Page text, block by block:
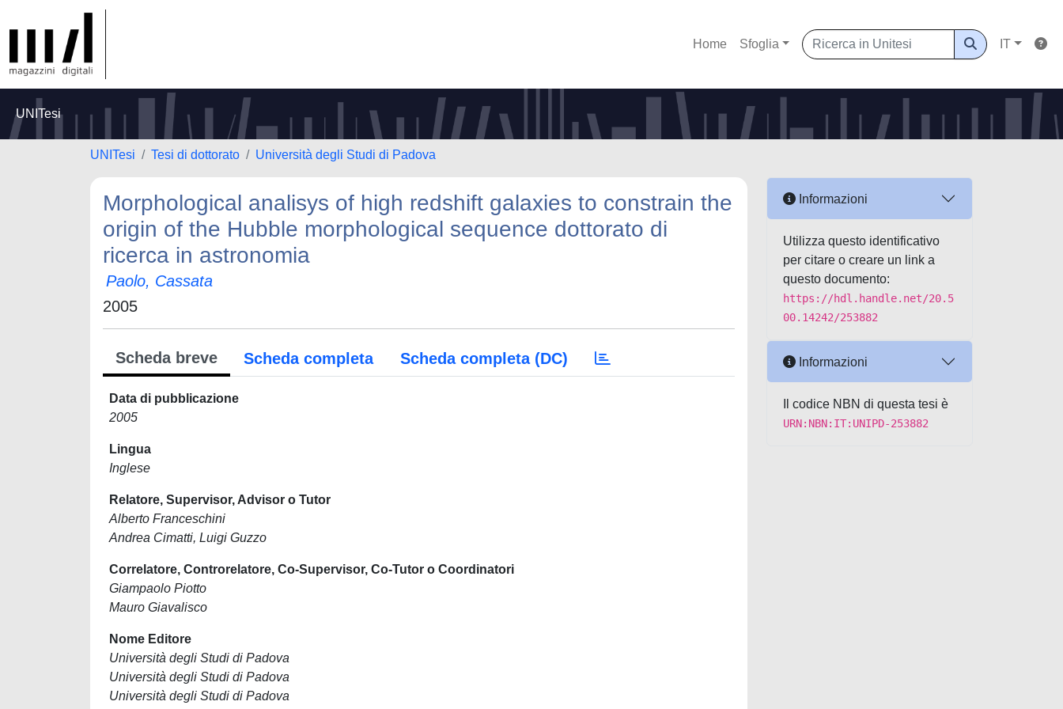
Home Sfoglia IT
UNITesi
UNITesi Tesi di dottorato Università degli Studi di Padova
Morphological analisys of high redshift galaxies to constrain the
origin of the Hubble morphological sequence dottorato di
ricerca in astronomia
Paolo, Cassata
2005
Scheda breve Scheda completa Scheda completa (DC)
Data di pubblicazione
2005
Lingua
Inglese
Relatore, Supervisor, Advisor o Tutor
Alberto Franceschini
Andrea Cimatti, Luigi Guzzo
Correlatore, Controrelatore, Co-Supervisor, Co-Tutor o Coordinatori
Giampaolo Piotto
Mauro Giavalisco
Nome Editore
Università degli Studi di Padova
Università degli Studi di Padova
Università degli Studi di Padova
Informazioni
Utilizza questo identificativo
per citare o creare un link a
questo documento:
https://hdl.handle.net/20.5
00.14242/253882
Informazioni
Il codice NBN di questa tesi è
URN:NBN:IT:UNIPD-253882